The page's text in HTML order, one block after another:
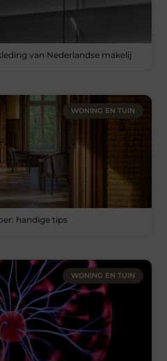
van Nederlandse makelij
WONING EN TUIN
handige tips
WONING EN TUIN